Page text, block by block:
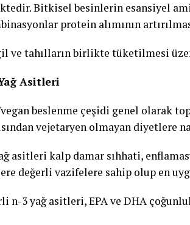
Bitkisel besinlerin esansiyel
protein alımının
ve tahılların birlikte tüketilmesi
Asitleri
beslenme çeşidi genel olarak
vejetaryen olmayan diyetlere
asitleri kalp damar sıhhati,
değerli vazifelere sahip olup en
n-3 yağ asitleri, EPA ve DHA